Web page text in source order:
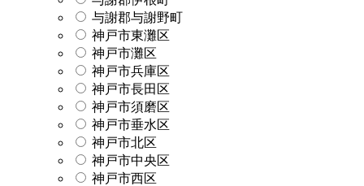
与謝郡与謝野町
神戸市東灘区
神戸市灘区
神戸市兵庫区
神戸市長田区
神戸市須磨区
神戸市垂水区
神戸市北区
神戸市中央区
神戸市西区